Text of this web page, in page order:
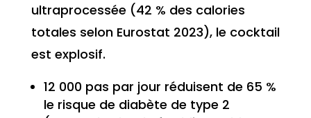
ultraprocessée (42 % des calories
totales selon Eurostat 2023), le cocktail
est explosif.
12 000 pas par jour réduisent de 65 %
le risque de diabète de type 2